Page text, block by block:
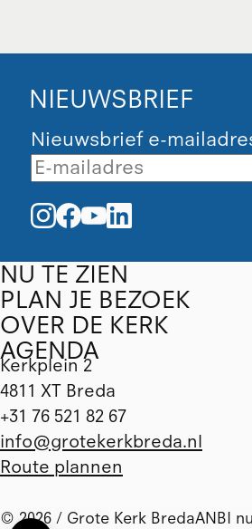
NU TE ZIEN
PLAN JE BEZOEK
OVER DE KERK
AGENDA
Kerkplein 2
4811 XT Breda
+31 76 521 82 67
info@grotekerkbreda.nl
Route plannen
NIEUWSBRIEF
Nieuwsbrief e-
© 2026 / Grote Kerk BredaANBI